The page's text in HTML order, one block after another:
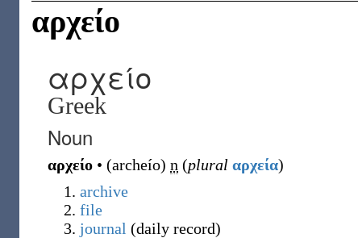
αρχείο
αρχείο
Greek
Noun
αρχείο • (archeío) n (plural αρχεία)
archive
file
journal (daily record)